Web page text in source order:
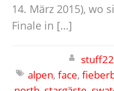
14. März 2015), wo
Finale in […]
stuff22
alpen, face,